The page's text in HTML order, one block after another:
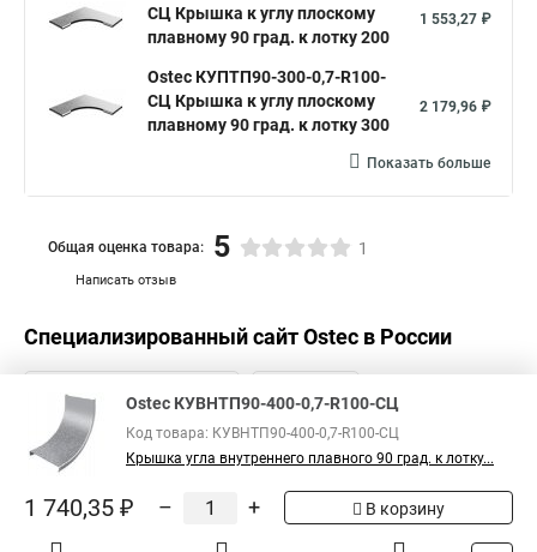
СЦ Крышка к углу плоскому
плавному 90 град. к лотку 200
1 553,27 ₽
Ostec КУПТП90-300-0,7-R100-
СЦ Крышка к углу плоскому
плавному 90 град. к лотку 300
2 179,96 ₽
Показать больше
Написать отзыв
Общая оценка товара: 5 1
Специализированный сайтOstec в России
Ostec КУВНТП90-400-0,7-R100-СЦ
Код товара: КУВНТП90-400-0,7-R100-СЦ
Крышка угла внутреннего плавного 90 град. к лотку...
1 740,35 ₽ – + В корзину